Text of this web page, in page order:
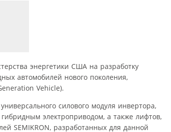
энергетики США на разработку
автомобилей нового поколения,
Vehicle).
силового модуля инвертора,
электроприводом, а также лифтов,
SEMIKRON, разработанных для данной